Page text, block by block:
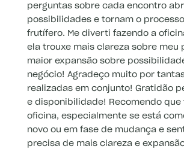
perguntas sobre cada encontro
possibilidades e tornam o
frutífero. Me diverti fazendo a
ela trouxe mais clareza sobre meu
maior expansão sobre
negócio! Agradeço muito por
realizadas em conjunto! Gratidão
e disponibilidade! Recomendo que
oficina, especialmente se está
novo ou em fase de mudança e
precisa de mais clareza e